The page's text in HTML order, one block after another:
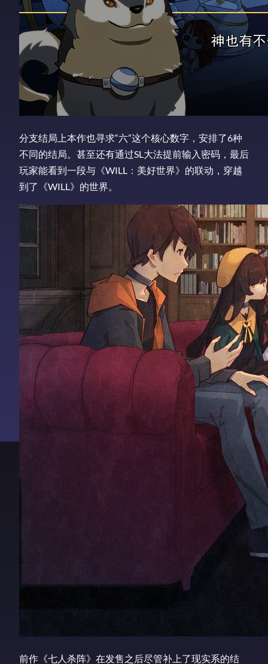
分支结局上本作也寻求“六”这个核心数字，安排了6种
不同的结局。甚至还有通过SL大法提前输入密码，最后
玩家能看到一段与《WILL：美好世界》的联动，穿越
到了《WILL》的世界。
前作《七人杀阵》在发售之后尽管补上了现实系的结